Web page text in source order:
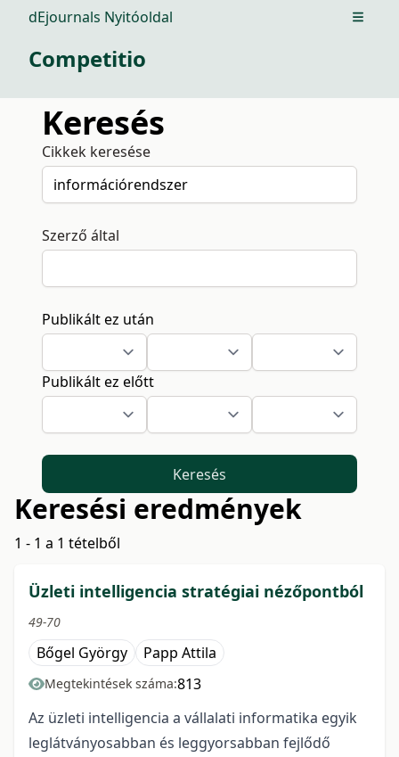
dEjournals Nyitóoldal Open
Competitio
Keresés
Cikkek keresése
Szerző által
Publikált ez után
Publikált ez előtt
Keresés
Keresési eredmények
1 - 1 a 1 tételből
Üzleti intelligencia stratégiai nézőpontból
49-70
Bőgel György Papp Attila
Megtekintések száma:813
Az üzleti intelligencia a vállalati informatika egyik
leglátványosabban és leggyorsabban fejlődő